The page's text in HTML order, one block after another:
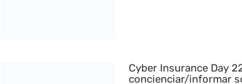
Cyber Insurance Day
concienciar/informar